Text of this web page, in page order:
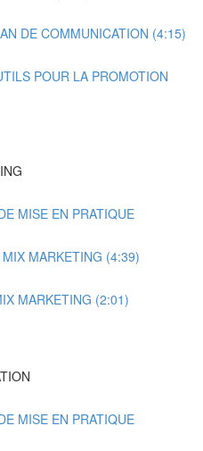
DE COMMUNICATION (4:15)
POUR LA PROMOTION
MISE EN PRATIQUE
MARKETING (4:39)
MARKETING (2:01)
MISE EN PRATIQUE